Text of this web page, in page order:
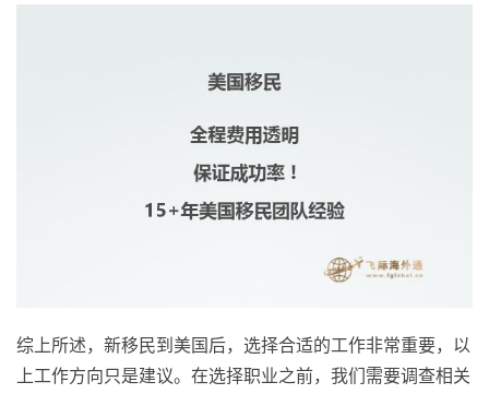
综上所述，新移民到美国后，选择合适的工作非常重要，以
上工作方向只是建议。在选择职业之前，我们需要调查相关